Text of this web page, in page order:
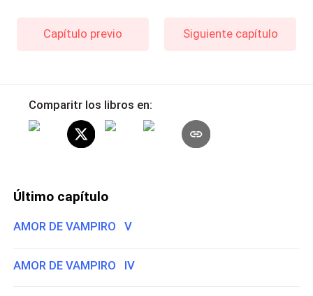
Capítulo previo Siguiente capítulo
Comparitr los libros en:
Último capítulo
AMOR DE VAMPIRO V
AMOR DE VAMPIRO IV